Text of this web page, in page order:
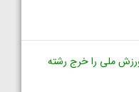
ملی را خرج رشته‌